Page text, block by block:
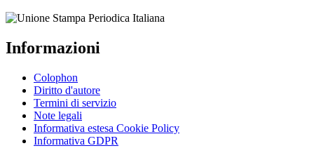
Informazioni
Colophon
Diritto d'autore
Termini di servizio
Note legali
Informativa estesa Cookie Policy
Informativa GDPR